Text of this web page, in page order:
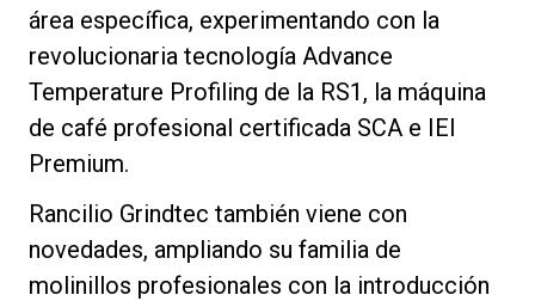
área específica, experimentando con la
revolucionaria tecnología Advance
Temperature Profiling de la RS1, la máquina
de café profesional certificada SCA e IEI
Premium.
Rancilio Grindtec también viene con
novedades, ampliando su familia de
molinillos profesionales con la introducción